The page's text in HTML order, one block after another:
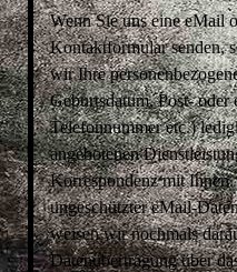
Wenn Sie uns eine eMail
Kontaktformular senden,
wir Ihre
Geburtsdatum, Post- oder
Telefonnummer etc.)
angebotenen
Korrespondenz mit
ungeschützter eMail-
weisen wir nochmals
Datenübertragung über